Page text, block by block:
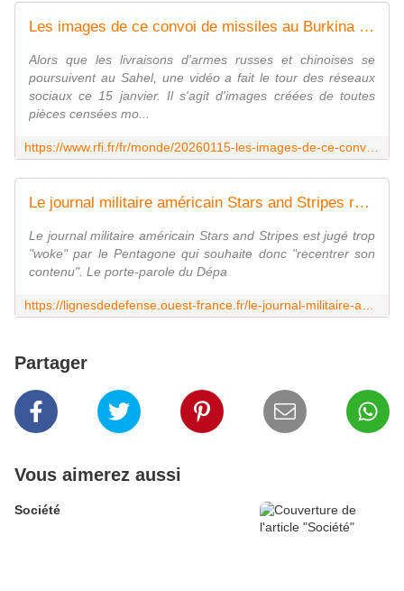
Les images de ce convoi de missiles au Burkina ont été conçues grâce à l'IA
Alors que les livraisons d'armes russes et chinoises se
poursuivent au Sahel, une vidéo a fait le tour des réseaux
sociaux ce 15 janvier. Il s'agit d'images créées de toutes
pièces censées mo...
Le journal militaire américain Stars and Stripes recadré par le Pentagone qui le juge trop woke
Le journal militaire américain Stars and Stripes est jugé trop
"woke" par le Pentagone qui souhaite donc "recentrer son
contenu". Le porte-parole du Dépa
Partager
Vous aimerez aussi
Société